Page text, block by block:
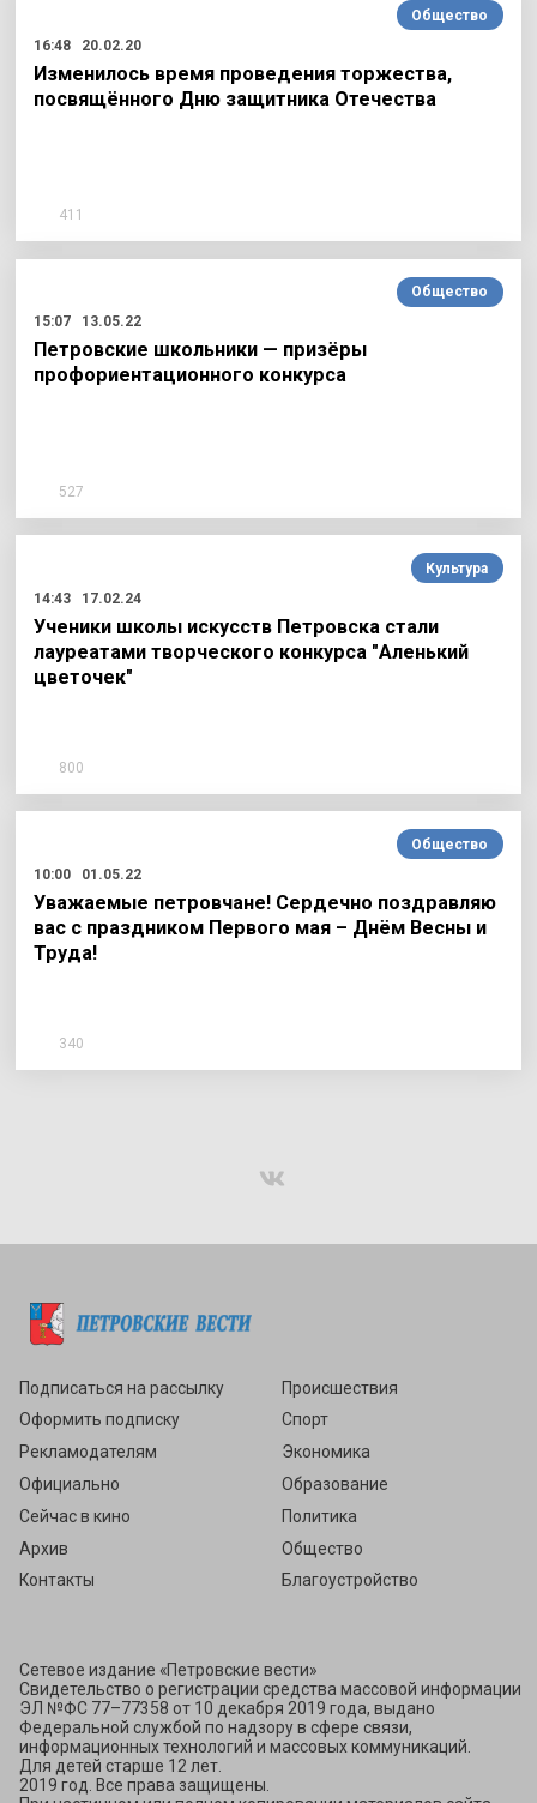
Общество
16:48
20.02.20
Изменилось время проведения торжества,
посвящённого Дню защитника Отечества
411
Общество
15:07
13.05.22
Петровские школьники — призёры
профориентационного конкурса
527
Культура
14:43
17.02.24
Ученики школы искусств Петровска стали
лауреатами творческого конкурса "Аленький
цветочек"
800
Общество
10:00
01.05.22
Уважаемые петровчане! Сердечно поздравляю
вас с праздником Первого мая – Днём Весны и
Труда!
340
Подписаться на рассылку
Оформить подписку
Рекламодателям
Официально
Сейчас в кино
Архив
Контакты
Происшествия
Спорт
Экономика
Образование
Политика
Общество
Благоустройство
Сетевое издание «Петровские вести»
Свидетельство о регистрации средства массовой информации
ЭЛ №ФС 77–77358 от 10 декабря 2019 года, выдано
Федеральной службой по надзору в сфере связи,
информационных технологий и массовых коммуникаций.
Для детей старше 12 лет.
2019 год. Все права защищены.
Подписаться